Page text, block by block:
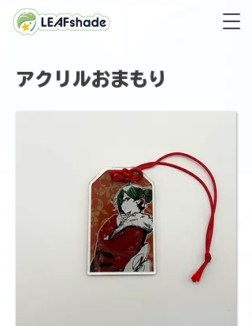
アクリルおまもり